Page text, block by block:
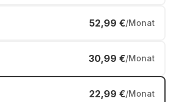
52,99 €/Monat
30,99 €/Monat
22,99 €/Monat